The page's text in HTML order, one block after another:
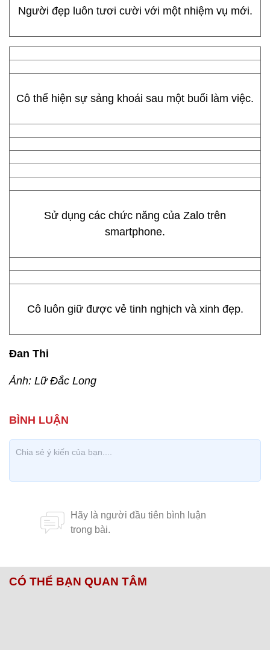
Người đẹp luôn tươi cười với một nhiệm vụ mới.
Cô thể hiện sự sảng khoái sau một buổi làm việc.
Sử dụng các chức năng của Zalo trên
smartphone.
Cô luôn giữ được vẻ tinh nghịch và xinh đẹp.
Đan Thi
Ảnh: Lữ Đắc Long
CÓ THỂ BẠN QUAN TÂM